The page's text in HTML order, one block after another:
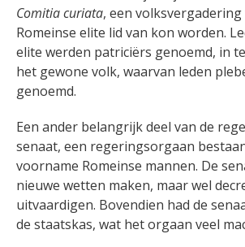
Comitia curiata, een
Romeinse elite lid van kon worden.
elite werden patriciërs genoemd, in
het gewone volk, waarvan leden
genoemd.
Een ander belangrijk deel van de
senaat, een regeringsorgaan
voorname Romeinse mannen. De
nieuwe wetten maken, maar wel
uitvaardigen. Bovendien had de
de staatskas, wat het orgaan veel